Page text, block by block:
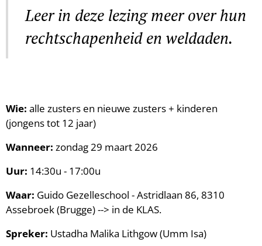
Leer in deze lezing meer over hun
rechtschapenheid en weldaden.
Wie: alle zusters en nieuwe zusters + kinderen
(jongens tot 12 jaar)
Wanneer: zondag 29 maart 2026
Uur: 14:30u - 17:00u
Waar: Guido Gezelleschool - Astridlaan 86, 8310
Assebroek (Brugge) --> in de KLAS.
Spreker: Ustadha Malika Lithgow (Umm Isa)